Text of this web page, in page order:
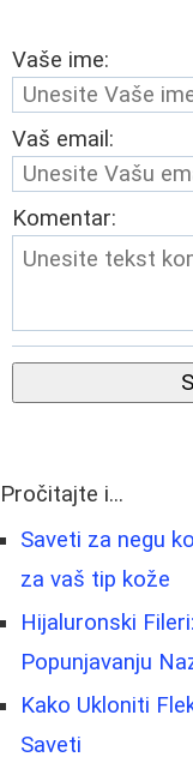
Vaše ime:
Vaš email:
Komentar:
Pročitajte i...
Saveti za negu
za vaš tip kože
Hijaluronski
Popunjavanju
Kako Ukloniti
Saveti